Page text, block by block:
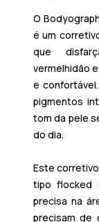
O
é um
que
vermelhidão
e
pigmentos
tom da pele
do dia.
Este
tipo flocked
precisa na
precisam de